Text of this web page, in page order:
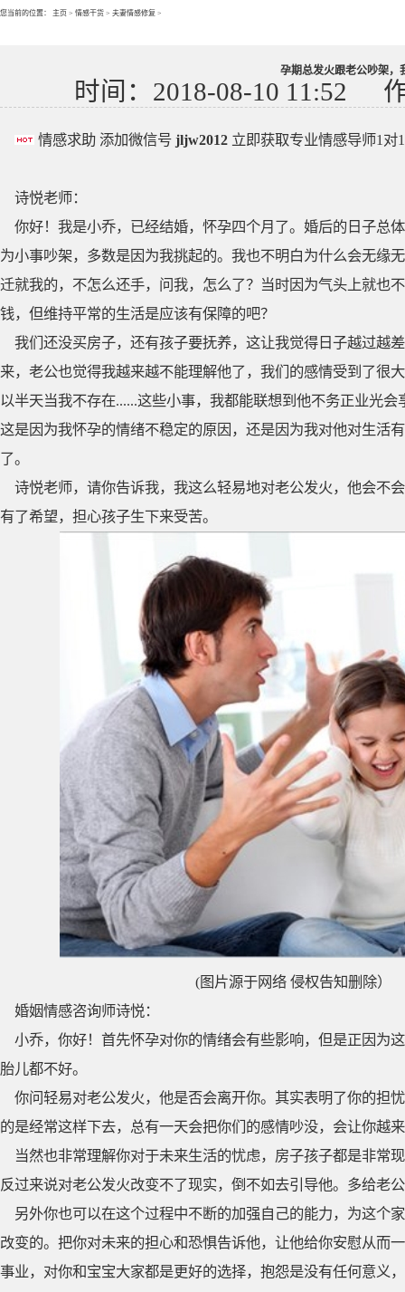
您当前的位置： 主页 > 情感干货 > 夫妻情感修复 >
孕期总发火跟老公吵架，
时间：2018-08-10 11:52
情感求助 添加微信号 jljw2012 立即获取专业情感导师1对
诗悦老师：
你好！我是小乔，已经结婚，怀孕四个月了。婚后的日子总
为小事吵架，多数是因为我挑起的。我也不明白为什么会无缘
迁就我的，不怎么还手，问我，怎么了？当时因为气头上就也
钱，但维持平常的生活是应该有保障的吧？
我们还没买房子，还有孩子要抚养，这让我觉得日子越过越
来，老公也觉得我越来越不能理解他了，我们的感情受到了很
以半天当我不存在......这些小事，我都能联想到他不务正业光
这是因为我怀孕的情绪不稳定的原因，还是因为我对他对生活
了。
诗悦老师，请你告诉我，我这么轻易地对老公发火，他会不
有了希望，担心孩子生下来受苦。
(图片源于网络 侵权告知删除）
婚姻情感咨询师诗悦：
小乔，你好！首先怀孕对你的情绪会有些影响，但是正因为
胎儿都不好。
你问轻易对老公发火，他是否会离开你。其实表明了你的担
的是经常这样下去，总有一天会把你们的感情吵没，会让你越
当然也非常理解你对于未来生活的忧虑，房子孩子都是非常
反过来说对老公发火改变不了现实，倒不如去引导他。多给老
另外你也可以在这个过程中不断的加强自己的能力，为这个
改变的。把你对未来的担心和恐惧告诉他，让他给你安慰从而
事业，对你和宝宝大家都是更好的选择，抱怨是没有任何意义